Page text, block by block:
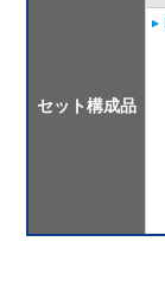
セット構成品